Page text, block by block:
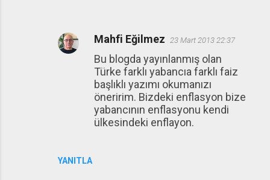
YANITLA
Mahfi Eğilmez 23 Mart 2013 22:37
Bu blogda yayınlanmış olan
Türke farklı yabancıa farklı faiz
başlıklı yazımı okumanızı
öneririm. Bizdeki enflasyon bize
yabancının enflasyonu kendi
ülkesindeki enflayon.